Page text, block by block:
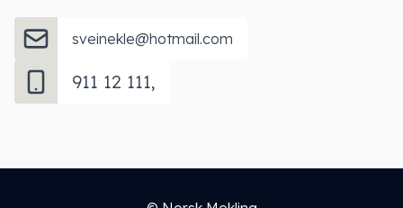
sveinekle@hotmail.com
911 12 111,